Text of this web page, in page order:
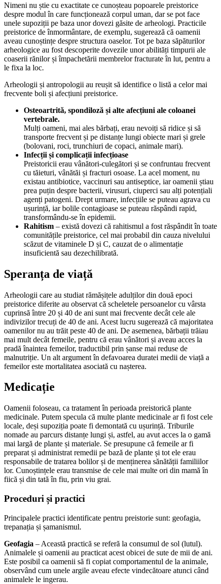
Nimeni nu știe cu exactitate ce cunoșteau popoarele preistorice
despre modul în care funcționează corpul uman, dar se pot face
unele supoziții pe baza unor dovezi găsite de arheologi. Practicile
preistorice de înmormântare, de exemplu, sugerează că oamenii
aveau cunoștințe despre structura oaselor. Tot pe baza săpăturilor
arheologice au fost descoperite dovezile unor abilități timpurii ale
coaserii rănilor și împachetării membrelor fracturate în lut, pentru a
le fixa la loc.
Arheologii și antropologii au reușit să identifice o listă a celor mai
frecvente boli și afecțiuni preistorice.
Osteoartrită, spondiloză și alte afecțiuni ale coloanei
vertebrale.
Mulți oameni, mai ales bărbați, erau nevoiți să ridice și să
transporte frecvent și pe distanțe lungi obiecte mari și grele
(bolovani, roci, trunchiuri de copaci, animale mari).
Infecții și complicații infecțioase
Preistoricii erau vânători-culegători și se confruntau frecvent
cu tăieturi, vânătăi și fracturi osoase. La acel moment, nu
existau antibiotice, vaccinuri sau antiseptice, iar oamenii știau
prea puțin despre bacterii, virusuri, ciuperci sau alți potențiali
agenți patogeni. Drept urmare, infecțiile se puteau agrava cu
ușurință, iar bolile contagioase se puteau răspândi rapid,
transformându-se în epidemii.
Rahitism – există dovezi că rahitismul a fost răspândit în toate
comunitățile preistorice, cel mai probabil din cauza nivelului
scăzut de vitaminele D și C, cauzat de o alimentație
insuficientă sau dezechilibrată.
Speranța de viață
Arheologii care au studiat rămășițele adulților din două epoci
preistorice diferite au observat că scheletele persoanelor cu vârsta
cuprinsă între 20 și 40 de ani sunt mai frecvente decât cele ale
indivizilor trecuți de 40 de ani. Acest lucru sugerează că majoritatea
oamenilor nu au trăit peste 40 de ani. De asemenea, bărbații trăiau
mai mult decât femeile, pentru că erau vânători și aveau acces la
pradă înaintea femeilor, traductibil prin șanse mai reduse de
malnutriție. Un alt argument în defavoarea duratei medii de viață a
femeilor este mortalitatea asociată cu nașterea.
Medicație
Oamenii foloseau, ca tratament în perioada preistorică plante
medicinale. Putem specula că multe plante medicinale ar fi fost cele
locale, deși supoziția poate fi demontată cu ușurință. Triburile
nomade au parcurs distanțe lungi și, astfel, au avut acces la o gamă
mai largă de plante și materiale. Se presupune că femeile ar fi
preparat și administrat remedii pe bază de plante și tot ele erau
responsabile de tratarea bolilor și de menținerea sănătății familiilor
lor. Cunoștințele erau transmise de cele mai multe ori din mamă în
fiică și din tată în fiu, prin viu grai.
Proceduri și practici
Principalele practici identificate pentru preistorie sunt: geofagia,
trepanația și șamanismul.
Geofagia – Această practică se referă la consumul de sol (lutul).
Animalele și oamenii au practicat acest obicei de sute de mii de ani.
Este posibil ca oamenii să fi copiat comportamentul de la animale,
observând cum unele argile aveau efecte vindecătoare atunci când
animalele le ingerau.